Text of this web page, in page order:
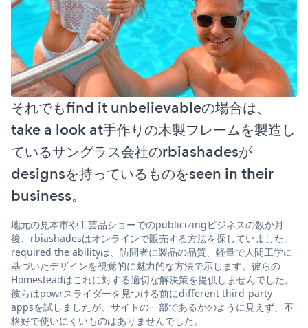
それでもfind it unbelievableの場合は、
take a look at手作りの木製フレームを製造し
ているサングラス会社のrbiashadesが
designsを持っているものをseen in their
business。
地元の見本市や工芸品ショーでのpublicizingビジネスの数か月
後、rbiashadesはオンラインで販売する方法を探していました。
required the abilityは、訪問者に製品の品質、軽量で人間工学に
基づいたデザインを視覚的に魅力的な方法で示します。彼らの
Homesteadはこれに対する適切な解決策を提供しませんでした。
彼らはpowrスライダーを見つける前にdifferent third-party
appsを試しましたが、サイトの一部であるかのように見えず、不
格好で使いにくいものはありませんでした。